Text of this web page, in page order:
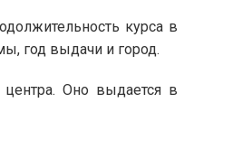
курса в
год выдачи и город.
центра. Оно выдается в